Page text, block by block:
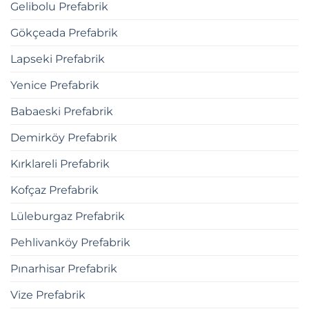
Gelibolu Prefabrik
Gökçeada Prefabrik
Lapseki Prefabrik
Yenice Prefabrik
Babaeski Prefabrik
Demirköy Prefabrik
Kırklareli Prefabrik
Kofçaz Prefabrik
Lüleburgaz Prefabrik
Pehlivanköy Prefabrik
Pınarhisar Prefabrik
Vize Prefabrik